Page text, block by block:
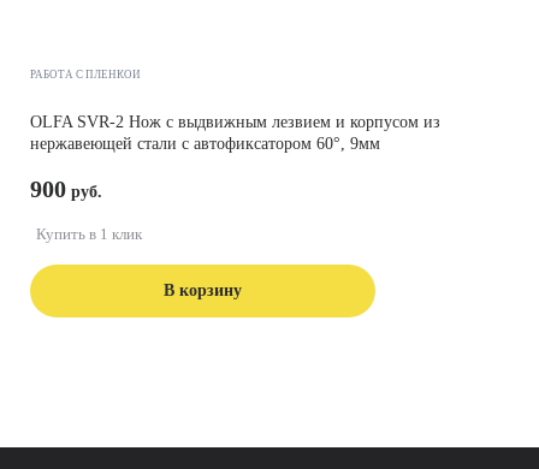
РАБОТА С ПЛЕНКОЙ
OLFA SVR-2 Нож с выдвижным лезвием и корпусом из
нержавеющей стали с автофиксатором 60°, 9мм
900
В корзину
Купить в 1 клик